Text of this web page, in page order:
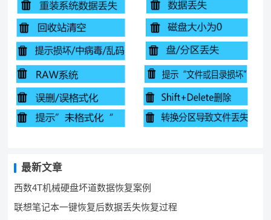
最新文章
西数4T机械硬盘坏道数据恢复案例
联想笔记本一键恢复后数据丢失恢复过程